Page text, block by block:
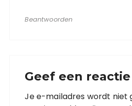
Beantwoorden
Geef een reactie
Je e-mailadres wordt niet